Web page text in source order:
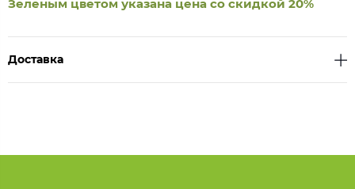
Зеленым цветом указана цена со скидкой 20%
Доставка